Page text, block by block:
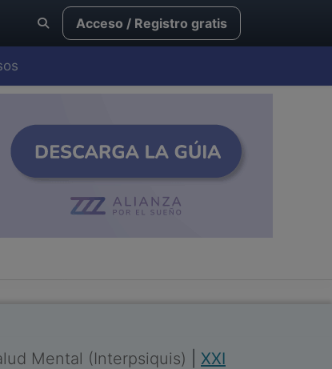
Acceso / Registro gratis
Mental (Interpsiquis)
XXI